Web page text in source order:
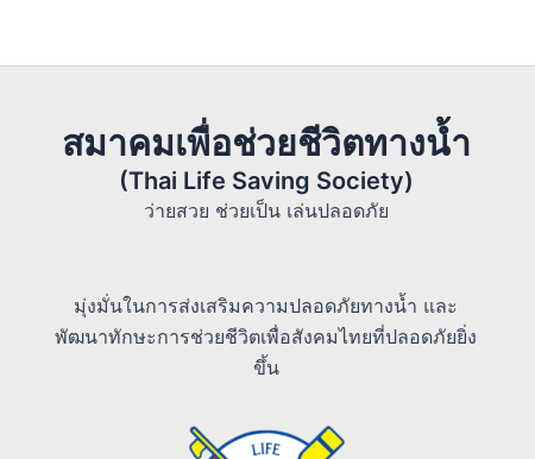
สมาคมเพื่อช่วยชีวิตทางน้ำ
(Thai Life Saving Society)
ว่ายสวย ช่วยเป็น เล่นปลอดภัย
มุ่งมั่นในการส่งเสริมความปลอดภัยทางน้ำ และ
พัฒนาทักษะการช่วยชีวิตเพื่อสังคมไทยที่ปลอดภัยยิ่ง
ขึ้น